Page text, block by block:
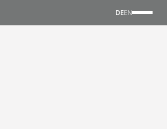
DEEN